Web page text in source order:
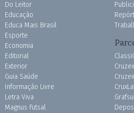
Do Leitor
Educação
Educa Mais Brasil
Esporte
Economia
Editorial
Exterior
Guia Saúde
Informação Livre
Letra Viva
Magnus Futsal